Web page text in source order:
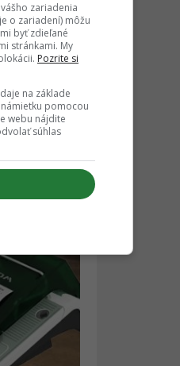
zariadenia
o zariadení) môžu
byť zdieľané
stránkami. My
Pozrite si
na základe
pomocou
webu nájdite
súhlas